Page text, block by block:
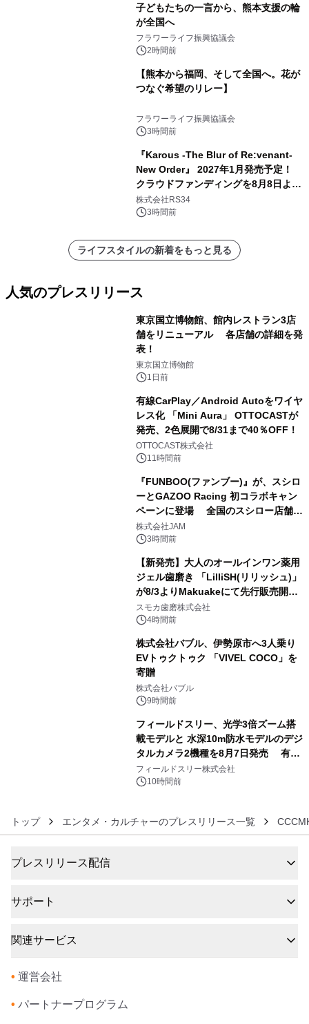
子どもたちの一言から、熊本支援の輪
が全国へ
フラワーライフ振興協議会
2時間前
【熊本から福岡、そして全国へ。花が
つなぐ希望のリレー】
フラワーライフ振興協議会
3時間前
『Karous -The Blur of Re:venant-
New Order』 2027年1月発売予定！
クラウドファンディングを8月8日より
開始
株式会社RS34
3時間前
ライフスタイルの新着をもっと見る
人気のプレスリリース
東京国立博物館、館内レストラン3店
舗をリニューアル 各店舗の詳細を発
表！
東京国立博物館
1日前
有線CarPlay／Android Autoをワイヤ
レス化 「Mini Aura」 OTTOCASTが
発売、2色展開で8/31まで40％OFF！
OTTOCAST株式会社
11時間前
『FUNBOO(ファンブー)』が、スシロ
ーとGAZOO Racing 初コラボキャン
ペーンに登場 全国のスシロー店舗で
GR 4車種の FUNBOO(ミニカー)付き
メニューが展開されます
株式会社JAM
3時間前
【新発売】大人のオールインワン薬用
ジェル歯磨き 「LilliSH(リリッシュ)」
が8/3よりMakuakeにて先行販売開
始！
スモカ歯磨株式会社
4時間前
株式会社バブル、伊勢原市へ3人乗り
EVトゥクトゥク 「VIVEL COCO」を
寄贈
株式会社バブル
9時間前
フィールドスリー、光学3倍ズーム搭
載モデルと 水深10m防水モデルのデジ
タルカメラ2機種を8月7日発売 有効
約1300万画素、用途別に選べるコンデ
ジ新登場
フィールドスリー株式会社
10時間前
トップ エンタメ・カルチャーのプレスリリース一覧
プレスリリース配信
サポート
関連サービス
• 運営会社
• パートナープログラム